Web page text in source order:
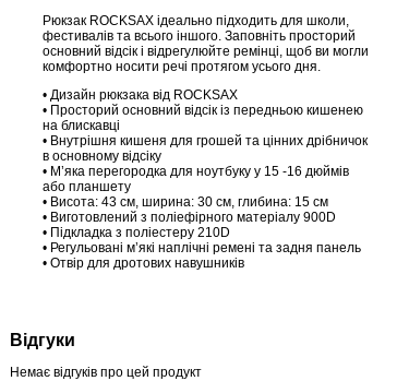
Рюкзак ROCKSAX ідеально підходить для школи,
фестивалів та всього іншого. Заповніть просторий
основний відсік і відрегулюйте ремінці, щоб ви могли
комфортно носити речі протягом усього дня.
• Дизайн рюкзака від ROCKSAX
• Просторий основний відсік із передньою кишенею
на блискавці
• Внутрішня кишеня для грошей та цінних дрібничок
в основному відсіку
• М’яка перегородка для ноутбуку у 15 -16 дюймів
або планшету
• Висота: 43 см, ширина: 30 см, глибина: 15 см
• Виготовлений з поліефірного матеріалу 900D
• Підкладка з поліестеру 210D
• Регульовані м’які наплічні ремені та задня панель
• Отвір для дротових навушників
Відгуки
Немає відгуків про цей продукт